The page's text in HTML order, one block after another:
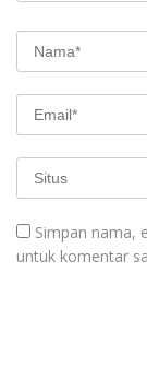
Simpan nama,
untuk komentar